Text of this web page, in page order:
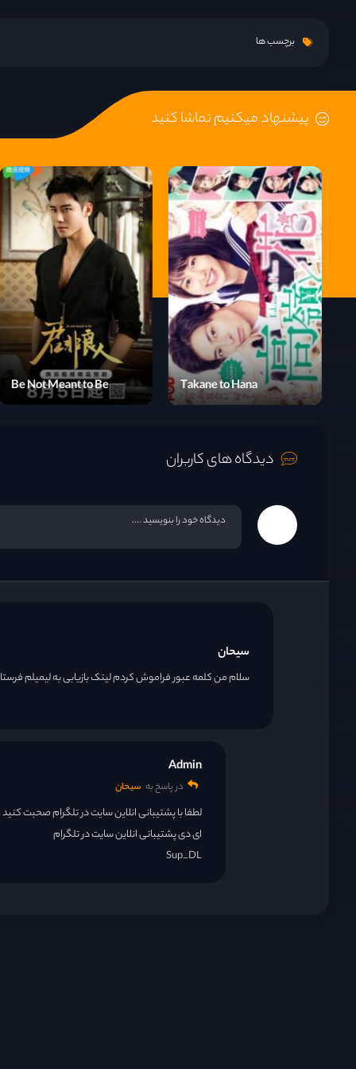
قسمت 18
قسمت 19
قسمت 20
قسمت 21
قسمت 22
قسمت 23
قسمت 24
برچسب ها
پیشنهاد میکنیم تماشا کنید
Be Not Meant to Be
Exo's Ladder 4
دیدگاه های کاربران
سیحان
سلام من کلمه عبور فراموش کردم لیتک بازیابی به لیمیلم
Admin
در پاسخ به سیحان
لطفا با پشتیبانی انلاین سایت در تلگرام صحبت
ای دی پشتیبانی انلاین سایت در تلگرام
Sup_DL